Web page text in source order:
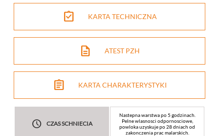
assignment_turned_in KARTA TECHNICZNA
description ATEST PZH
assignment KARTA CHARAKTERYSTYKI
watch_later CZAS SCHNIECIA
Nastepna warstwa po 5 godzinach.
Pelne wlasnosci odpornosciowe,
powloka uzyskuje po 28 dniach od
zakonczenia prac malarskich.